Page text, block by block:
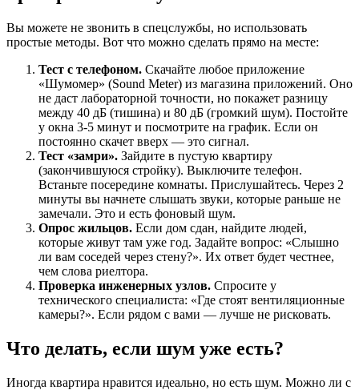
Вы можете не звонить в спецслужбы, но использовать
простые методы. Вот что можно сделать прямо на месте:
Тест с телефоном. Скачайте любое приложение
«Шумомер» (Sound Meter) из магазина приложений. Оно
не даст лабораторной точности, но покажет разницу
между 40 дБ (тишина) и 80 дБ (громкий шум). Постойте
у окна 3-5 минут и посмотрите на график. Если он
постоянно скачет вверх — это сигнал.
Тест «замри». Зайдите в пустую квартиру
(закончившуюся стройку). Выключите телефон.
Встаньте посередине комнаты. Прислушайтесь. Через 2
минуты вы начнете слышать звуки, которые раньше не
замечали. Это и есть фоновый шум.
Опрос жильцов. Если дом сдан, найдите людей,
которые живут там уже год. Задайте вопрос: «Слышно
ли вам соседей через стену?». Их ответ будет честнее,
чем слова риелтора.
Проверка инженерных узлов. Спросите у
технического специалиста: «Где стоят вентиляционные
камеры?». Если рядом с вами — лучше не рисковать.
Что делать, если шум уже есть?
Иногда квартира нравится идеально, но есть шум. Можно ли с